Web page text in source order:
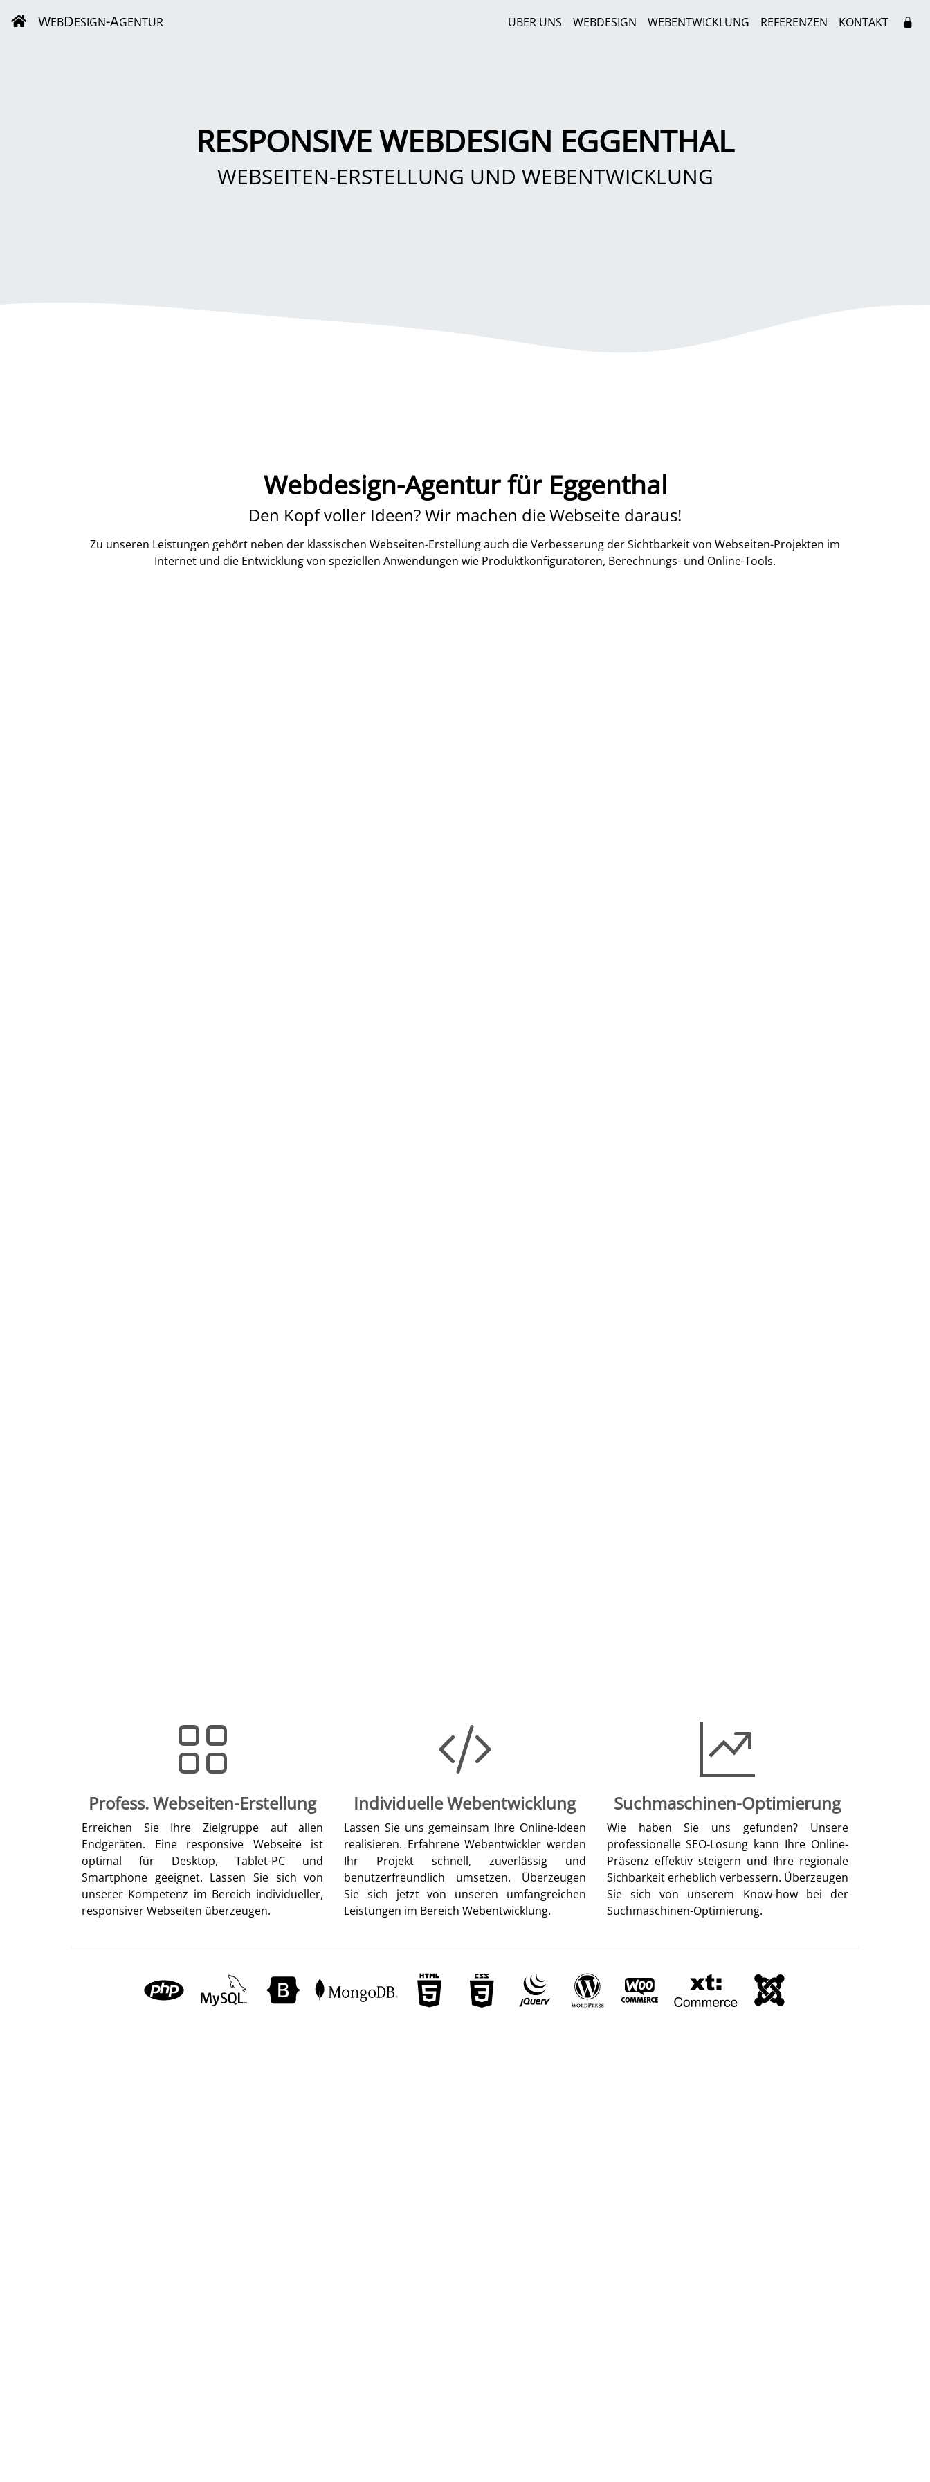
WEBDESIGN-AGENTUR ÜBER UNS WEBDESIGN WEBENTWICKLUNG REFERENZEN KONTAKT
RESPONSIVE WEBDESIGN EGGENTHAL
WEBSEITEN-ERSTELLUNG UND WEBENTWICKLUNG
Webdesign-Agentur für Eggenthal
Den Kopf voller Ideen? Wir machen die Webseite daraus!
Zu unseren Leistungen gehört neben der klassischen Webseiten-Erstellung auch die Verbesserung der Sichtbarkeit von Webseiten-Projekten im
Internet und die Entwicklung von speziellen Anwendungen wie Produktkonfiguratoren, Berechnungs- und Online-Tools.
Profess. Webseiten-Erstellung
Erreichen Sie Ihre Zielgruppe auf allen
Endgeräten. Eine responsive Webseite ist
optimal für Desktop, Tablet-PC und
Smartphone geeignet. Lassen Sie sich von
unserer Kompetenz im Bereich individueller,
responsiver Webseiten überzeugen.
Individuelle Webentwicklung
Lassen Sie uns gemeinsam Ihre Online-Ideen
realisieren. Erfahrene Webentwickler werden
Ihr Projekt schnell, zuverlässig und
benutzerfreundlich umsetzen. Überzeugen
Sie sich jetzt von unseren umfangreichen
Leistungen im Bereich Webentwicklung.
Suchmaschinen-Optimierung
Wie haben Sie uns gefunden? Unsere
professionelle SEO-Lösung kann Ihre Online-
Präsenz effektiv steigern und Ihre regionale
Sichbarkeit erheblich verbessern. Überzeugen
Sie sich von unserem Know-how bei der
Suchmaschinen-Optimierung.